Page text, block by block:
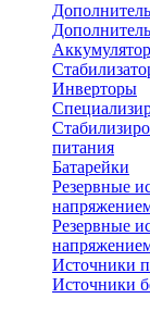
Инверторы
питания
Батарейки
Резервные
Резервные
Источники
Источники